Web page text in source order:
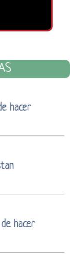
hacer
hacer